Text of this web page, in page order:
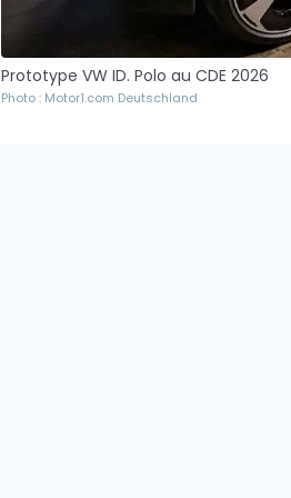
Prototype VW ID. Polo au CDE 2026
Photo : Motor1.com Deutschland